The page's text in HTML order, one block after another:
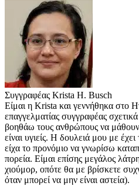
Συγγραφέας Krista H. Busch
Είμαι η Krista και γεννήθηκα στο
επαγγελματίας συγγραφέας
βοηθάω τους ανθρώπους να
είναι υγιείς. Η δουλειά μου με
είχα το προνόμιο να γνωρίσω
πορεία. Είμαι επίσης μεγάλος
χιούμορ, οπότε θα με βρίσκετε
όταν μπορεί να μην είναι αστεία).